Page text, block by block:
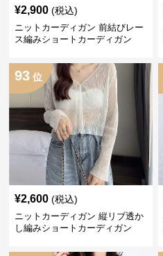
¥2,900 (税込)
ニットカーディガン 前結びレー
ス編みショートカーディガン
93 位
¥2,600 (税込)
ニットカーディガン 縦リブ透か
し編みショートカーディガン